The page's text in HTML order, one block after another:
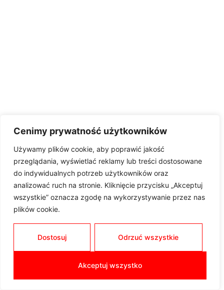
Cenimy prywatność użytkowników
Używamy plików cookie, aby poprawić jakość
przeglądania, wyświetlać reklamy lub treści dostosowane
do indywidualnych potrzeb użytkowników oraz
analizować ruch na stronie. Kliknięcie przycisku „Akceptuj
wszystkie” oznacza zgodę na wykorzystywanie przez nas
plików cookie.
Dostosuj Odrzuć wszystkie
Akceptuj wszystko